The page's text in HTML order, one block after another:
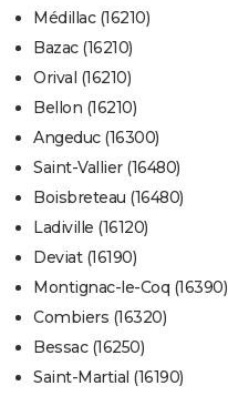
Médillac (16210)
Bazac (16210)
Orival (16210)
Bellon (16210)
Angeduc (16300)
Saint-Vallier (16480)
Boisbreteau (16480)
Ladiville (16120)
Deviat (16190)
Montignac-le-Coq (16390)
Combiers (16320)
Bessac (16250)
Saint-Martial (16190)